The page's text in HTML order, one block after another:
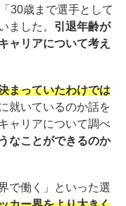
30歳まで選手として
ました。 引退年齢が
ャリアについて考え
まっていたわけでは
就いているのか話を
ャリアについて調べ
なことができるのか
で働く」といった選